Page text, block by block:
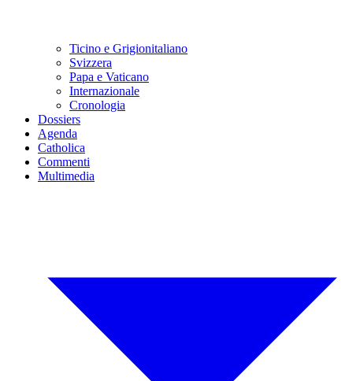
Ticino e Grigionitaliano
Svizzera
Papa e Vaticano
Internazionale
Cronologia
Dossiers
Agenda
Catholica
Commenti
Multimedia